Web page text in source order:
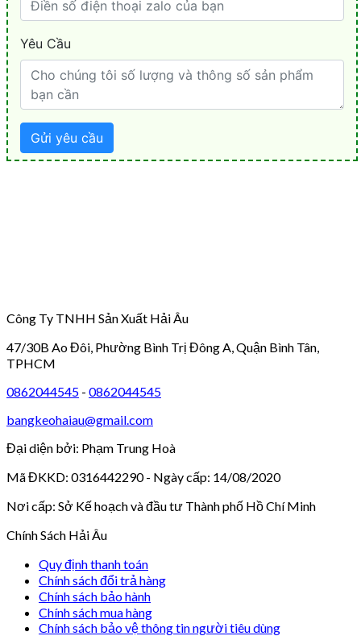
Công Ty TNHH Sản Xuất Hải Âu
47/30B Ao Đôi, Phường Bình Trị Đông A, Quận Bình Tân,
TPHCM
0862044545 - 0862044545
bangkeohaiau@gmail.com
Đại diện bởi: Phạm Trung Hoà
Mã ĐKKD: 0316442290 - Ngày cấp: 14/08/2020
Nơi cấp: Sở Kế hoạch và đầu tư Thành phố Hồ Chí Minh
Chính Sách Hải Âu
Quy định thanh toán
Chính sách đổi trả hàng
Chính sách bảo hành
Chính sách mua hàng
Chính sách bảo vệ thông tin người tiêu dùng